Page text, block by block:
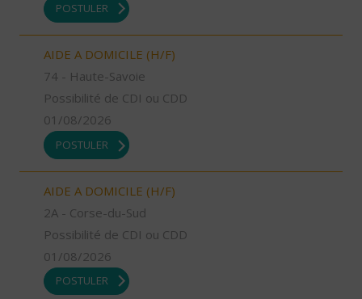
POSTULER
AIDE A DOMICILE (H/F)
74 - Haute-Savoie
Possibilité de CDI ou CDD
01/08/2026
POSTULER
AIDE A DOMICILE (H/F)
2A - Corse-du-Sud
Possibilité de CDI ou CDD
01/08/2026
POSTULER